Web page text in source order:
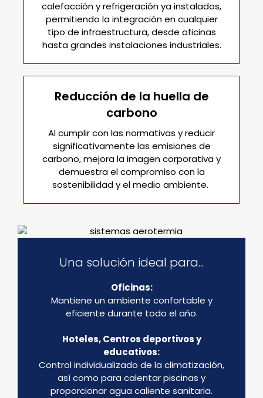
calefacción y refrigeración ya instalados,
permitiendo la integración en cualquier
tipo de infraestructura, desde oficinas
hasta grandes instalaciones industriales.
Reducción de la huella de
carbono
Al cumplir con las normativas y reducir
significativamente las emisiones de
carbono, mejora la imagen corporativa y
demuestra el compromiso con la
sostenibilidad y el medio ambiente.
Una solución ideal para...
Oficinas:
Mantiene un ambiente confortable y
eficiente durante todo el año.
Hoteles, Centros deportivos y
educativos:
Control individualizado de la climatización,
así como para calentar piscinas y
proporcionar agua caliente sanitaria.